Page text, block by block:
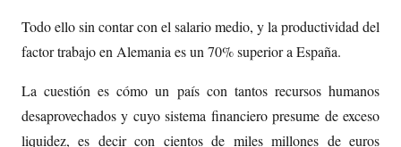
Todo ello sin contar con el salario medio, y la productividad del
factor trabajo en Alemania es un 70% superior a España.
La cuestión es cómo un país con tantos recursos humanos
desaprovechados y cuyo sistema financiero presume de exceso
liquidez, es decir con cientos de miles millones de euros